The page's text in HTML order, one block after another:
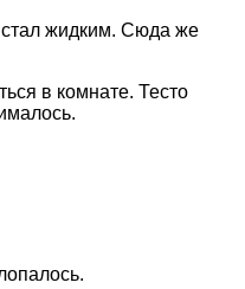
жидким. Сюда же
в комнате. Тесто